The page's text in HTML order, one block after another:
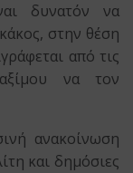
δυνατόν να
στην θέση
από τις
να τον
ανακοίνωση
και δημόσιες